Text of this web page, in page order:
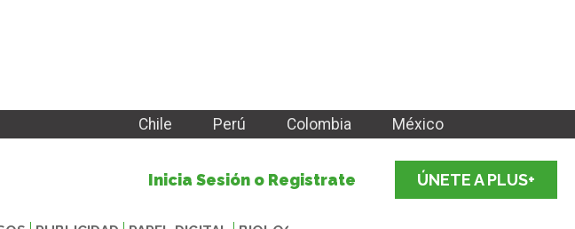
Chile Perú Colombia México
Inicia Sesión o Registrate ÚNETE A PLUS+